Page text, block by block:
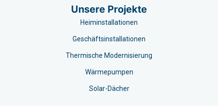
Unsere Projekte
Heiminstallationen
Geschäftsinstallationen
Thermische Modernisierung
Wärmepumpen
Solar-Dächer